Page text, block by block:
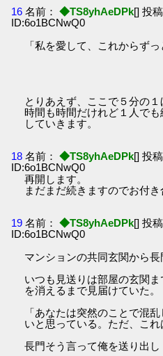
16 名前： ◆TS8yhAeDPk[] 投
ID:6o1BCNwQ0
「私を愛して、これからずっ
とりあえず、ここで５分の
時間も時間だけれど１人で
していきます。
18 名前： ◆TS8yhAeDPk[] 投
ID:6o1BCNwQ0
再開します。
まだまだ続きますのでお付き
19 名前： ◆TS8yhAeDPk[] 投
ID:6o1BCNwQ0
マンションの共同玄関から長
いつも見送りは部屋の玄関
を消えるまで見届けていた。
「あなたは突然のことで混
いと思っている。ただ、これ
長門そう言って俺を送り出し